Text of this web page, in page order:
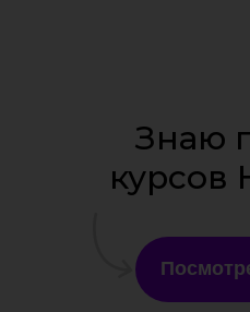
Знаю
курсов